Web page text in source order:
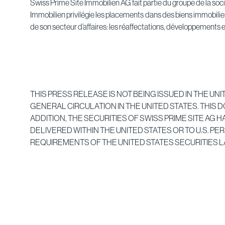
Swiss Prime Site Immobilien AG fait partie du groupe de la
Immobilien privilégie les placements dans des biens
de son secteur d’affaires: les réaffectations,
THIS PRESS RELEASE IS NOT BEING ISSUED IN THE
GENERAL CIRCULATION IN THE UNITED STATES. THIS
ADDITION, THE SECURITIES OF SWISS PRIME SITE AG
DELIVERED WITHIN THE UNITED STATES OR TO U.S.
REQUIREMENTS OF THE UNITED STATES SECURITIES